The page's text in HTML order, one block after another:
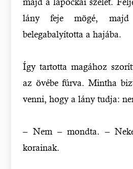
lány feje mögé, majd
belegabalyította a hajába.
Így tartotta magához
az övébe fúrva. Mintha
venni, hogy a lány tudja:
– Nem – mondta. –
korainak.